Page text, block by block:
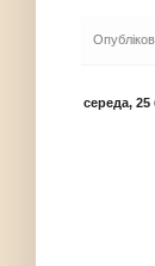
середа, 25